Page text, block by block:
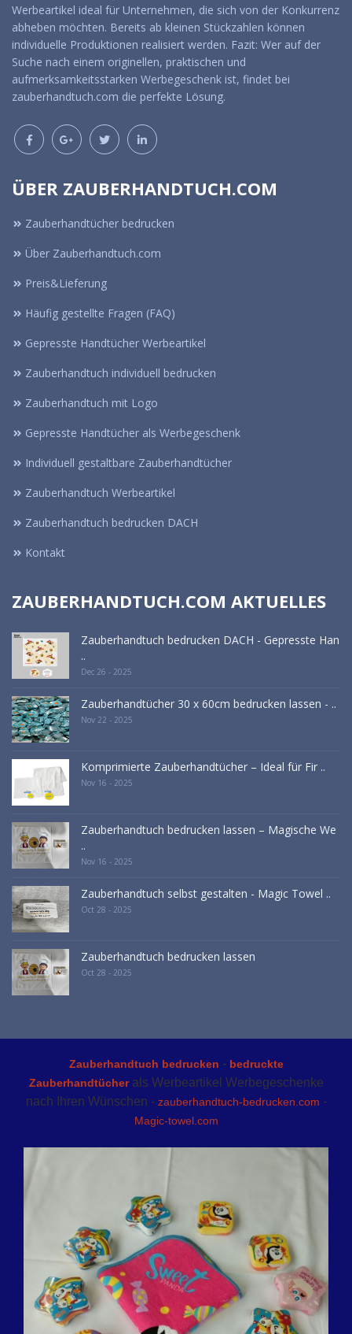
Werbeartikel ideal für Unternehmen, die sich von der Konkurrenz
abheben möchten. Bereits ab kleinen Stückzahlen können
individuelle Produktionen realisiert werden. Fazit: Wer auf der
Suche nach einem originellen, praktischen und
aufmerksamkeitsstarken Werbegeschenk ist, findet bei
zauberhandtuch.com die perfekte Lösung.
ÜBER ZAUBERHANDTUCH.COM
Zauberhandtücher bedrucken
Über Zauberhandtuch.com
Preis&Lieferung
Häufig gestellte Fragen (FAQ)
Gepresste Handtücher Werbeartikel
Zauberhandtuch individuell bedrucken
Zauberhandtuch mit Logo
Gepresste Handtücher als Werbegeschenk
Individuell gestaltbare Zauberhandtücher
Zauberhandtuch Werbeartikel
Zauberhandtuch bedrucken DACH
Kontakt
ZAUBERHANDTUCH.COM AKTUELLES
Zauberhandtuch bedrucken DACH - Gepresste Han
..
Dec 26 - 2025
Zauberhandtücher 30 x 60cm bedrucken lassen - ..
Nov 22 - 2025
Komprimierte Zauberhandtücher – Ideal für Fir ..
Nov 16 - 2025
Zauberhandtuch bedrucken lassen – Magische We
..
Nov 16 - 2025
Zauberhandtuch selbst gestalten - Magic Towel ..
Oct 28 - 2025
Zauberhandtuch bedrucken lassen
Oct 28 - 2025
Zauberhandtuch bedrucken - bedruckte
Zauberhandtücherals Werbeartikel Werbegeschenke
nach Ihren Wünschen - zauberhandtuch-bedrucken.com -
Magic-towel.com